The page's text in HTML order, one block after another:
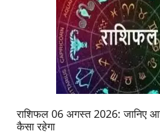
राशिफल 06 अगस्त 2026: जानिए
कैसा रहेगा